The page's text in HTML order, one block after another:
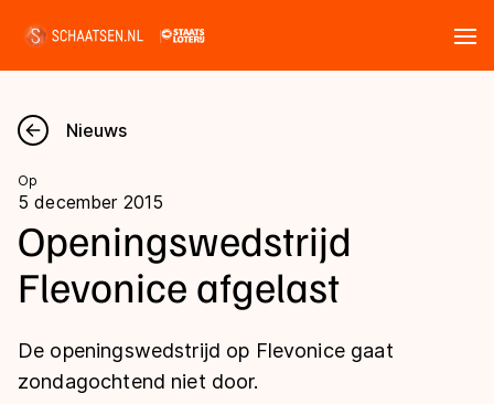
Nieuws
Kalender
Disciplines
Langebaan
Uitslagen
Nieuws
Op
5 december 2015
Openingswedstrijd
Flevonice afgelast
De openingswedstrijd op Flevonice gaat
zondagochtend niet door.